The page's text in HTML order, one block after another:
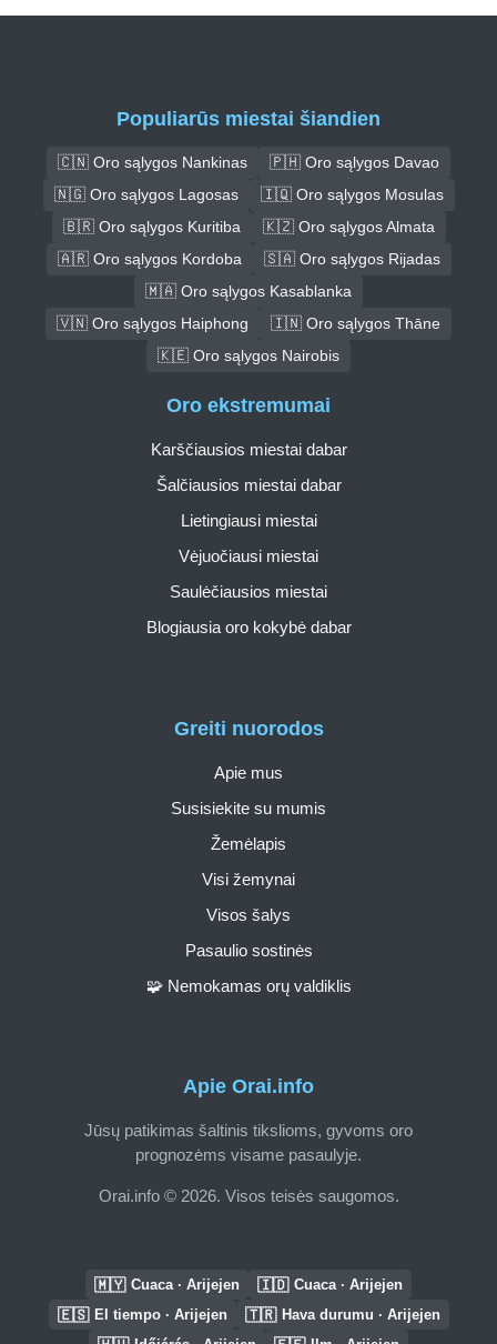
Populiarūs miestai šiandien
🇨🇳 Oro sąlygos Nankinas
🇵🇭 Oro sąlygos Davao
🇳🇬 Oro sąlygos Lagosas
🇮🇶 Oro sąlygos Mosulas
🇧🇷 Oro sąlygos Kuritiba
🇰🇿 Oro sąlygos Almata
🇦🇷 Oro sąlygos Kordoba
🇸🇦 Oro sąlygos Rijadas
🇲🇦 Oro sąlygos Kasablanka
🇻🇳 Oro sąlygos Haiphong
🇮🇳 Oro sąlygos Thāne
🇰🇪 Oro sąlygos Nairobis
Apie Orai.info
Jūsų patikimas šaltinis tikslioms, gyvoms oro
prognozėms visame pasaulyje.
Orai.info © 2026. Visos teisės saugomos.
Greiti nuorodos
Apie mus
Susisiekite su mumis
Žemėlapis
Visi žemynai
Visos šalys
Pasaulio sostinės
🧩 Nemokamas orų valdiklis
Oro ekstremumai
Karščiausios miestai dabar
Šalčiausios miestai dabar
Lietingiausi miestai
Vėjuočiausi miestai
Saulėčiausios miestai
Blogiausia oro kokybė dabar
🇲🇾 Cuaca · Arijejen 🇮🇩 Cuaca · Arijejen
🇪🇸 El tiempo · Arijejen 🇹🇷 Hava durumu · Arijejen